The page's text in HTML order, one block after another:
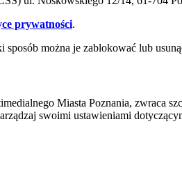
prywatności.
można je zablokować lub
Miasta Poznania, zwraca
swoimi ustawieniami